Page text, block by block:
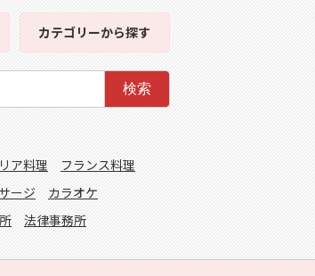
カテゴリーから探す
検索
ア料理
フランス料理
ージ
カラオケ
法律事務所